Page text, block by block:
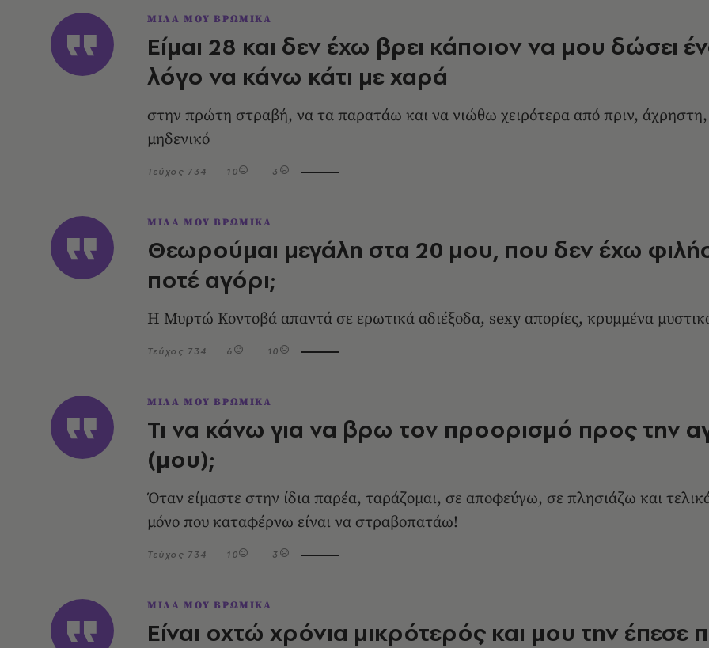
ΜΙΛΑ ΜΟΥ ΒΡΩΜΙΚΑ
Είμαι 28 και δεν έχω βρει κάποιον να μου δώσει
λόγο να κάνω κάτι με χαρά
στην πρώτη στραβή, να τα παρατάω και να νιώθω χειρότερα από πριν, άχρηστη,
μηδενικό
Τεύχος 734 10 3
ΜΙΛΑ ΜΟΥ ΒΡΩΜΙΚΑ
Θεωρούμαι μεγάλη στα 20 μου, που δεν έχω
ποτέ αγόρι;
Η Μυρτώ Κοντοβά απαντά σε ερωτικά αδιέξοδα, sexy απορίες, κρυμμένα
Τεύχος 734 6 10
ΜΙΛΑ ΜΟΥ ΒΡΩΜΙΚΑ
Τι να κάνω για να βρω τον προορισμό προς την
(μου);
Όταν είμαστε στην ίδια παρέα, ταράζομαι, σε αποφεύγω, σε πλησιάζω και
μόνο που καταφέρνω είναι να στραβοπατάω!
Τεύχος 734 10 3
ΜΙΛΑ ΜΟΥ ΒΡΩΜΙΚΑ
Είναι οχτώ χρόνια μικρότερός και μου την έπεσε